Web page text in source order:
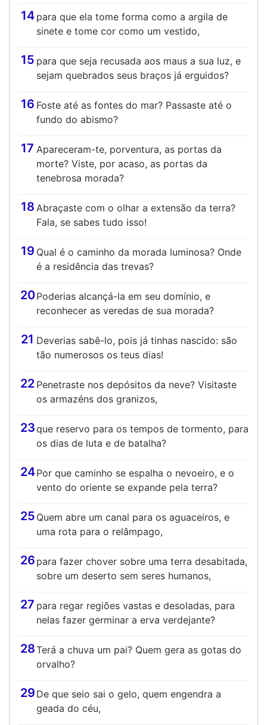
14 para que ela tome forma como a argila de
sinete e tome cor como um vestido,
15 para que seja recusada aos maus a sua luz, e
sejam quebrados seus braços já erguidos?
16 Foste até as fontes do mar? Passaste até o
fundo do abismo?
17 Apareceram-te, porventura, as portas da
morte? Viste, por acaso, as portas da
tenebrosa morada?
18 Abraçaste com o olhar a extensão da terra?
Fala, se sabes tudo isso!
19 Qual é o caminho da morada luminosa? Onde
é a residência das trevas?
20Poderias alcançá-la em seu domínio, e
reconhecer as veredas de sua morada?
21 Deverias sabê-lo, pois já tinhas nascido: são
tão numerosos os teus dias!
22 Penetraste nos depósitos da neve? Visitaste
os armazéns dos granizos,
23que reservo para os tempos de tormento, para
os dias de luta e de batalha?
24Por que caminho se espalha o nevoeiro, e o
vento do oriente se expande pela terra?
25 Quem abre um canal para os aguaceiros, e
uma rota para o relâmpago,
26 para fazer chover sobre uma terra desabitada,
sobre um deserto sem seres humanos,
27 para regar regiões vastas e desoladas, para
nelas fazer germinar a erva verdejante?
28Terá a chuva um pai? Quem gera as gotas do
orvalho?
29 De que seio sai o gelo, quem engendra a
geada do céu,